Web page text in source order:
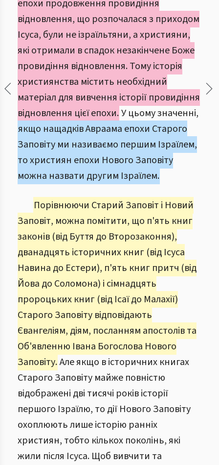
епохи продовження провидіння
відновлення, що розпочалася з приходом
Ісуса, були не ізраїльтяни, а християни,
які отримали в спадок незакінчене Боже
провидіння відновлення. Тому історія
християнства містить необхідний
матеріал для вивчення історії провидіння
відновлення цієї епохи.У цьому значенні,
якщо нащадків Авраама епохи Старого
Заповіту ми називаємо першим Ізраїлем,
то християн епохи Нового Заповіту
можна назвати другим Ізраїлем.
Порівнюючи Старий Заповіт і Новий
Заповіт, можна помітити, що п'ять книг
законів (від Буття до Второзаконня),
дванадцять історичних книг (від Ісуса
Навина до Естери), п'ять книг притч (від
Йова до Соломона) і сімнадцять
пророцьких книг (від Ісаї до Малахії)
Старого Заповіту відповідають
Євангеліям, діям, посланням апостолів та
Об'явленню Івана Богослова Нового
Заповіту.Але якщо в історичних книгах
Старого Заповіту майже повністю
відображені дві тисячі років історії
першого Ізраїлю, то дії Нового Заповіту
охоплюють лише історію ранніх
християн, тобто кількох поколінь, які
жили після Ісуса. Щоб вивчити та